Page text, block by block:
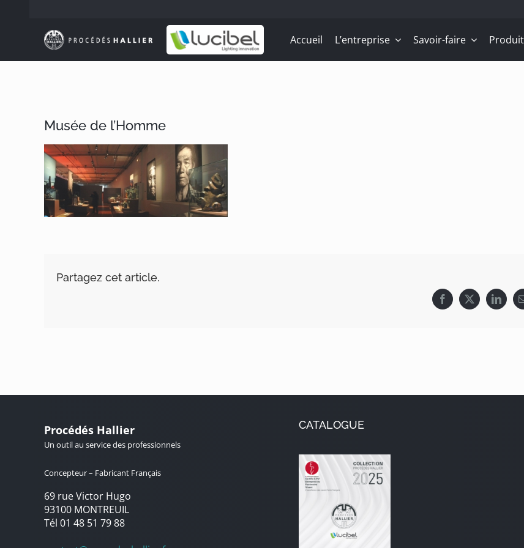
Accueil L’entreprise Savoir-faire
Musée de l’Homme
Partagez cet article.
Facebook
X
Procédés Hallier
Un outil au service des professionnels
Concepteur – Fabricant Français
69 rue Victor Hugo
93100 MONTREUIL
Tél 01 48 51 79 88
CATALOGUE